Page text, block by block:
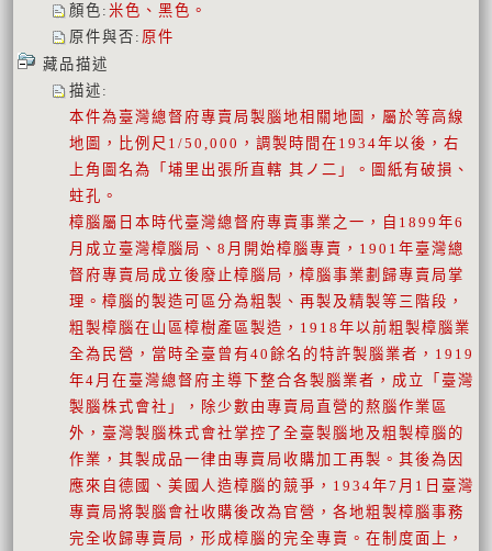
顏色 : 米色、黑色。
原件與否 : 原件
藏品描述
描述 :
本件為臺灣總督府專賣局製腦地相關地圖，屬於等高線
地圖，比例尺1/50,000，調製時間在1934年以後，右
上角圖名為「埔里出張所直轄 其ノ二」。圖紙有破損、
蛀孔。
樟腦屬日本時代臺灣總督府專賣事業之一，自1899年6
月成立臺灣樟腦局、8月開始樟腦專賣，1901年臺灣總
督府專賣局成立後廢止樟腦局，樟腦事業劃歸專賣局掌
理。樟腦的製造可區分為粗製、再製及精製等三階段，
粗製樟腦在山區樟樹產區製造，1918年以前粗製樟腦業
全為民營，當時全臺曾有40餘名的特許製腦業者，1919
年4月在臺灣總督府主導下整合各製腦業者，成立「臺灣
製腦株式會社」，除少數由專賣局直營的熬腦作業區
外，臺灣製腦株式會社掌控了全臺製腦地及粗製樟腦的
作業，其製成品一律由專賣局收購加工再製。其後為因
應來自德國、美國人造樟腦的競爭，1934年7月1日臺灣
專賣局將製腦會社收購後改為官營，各地粗製樟腦事務
完全收歸專賣局，形成樟腦的完全專賣。在制度面上，